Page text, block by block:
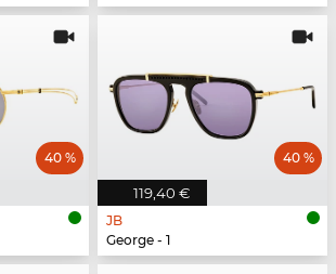
40 %
119,40 €
40 %
JB
George - 1